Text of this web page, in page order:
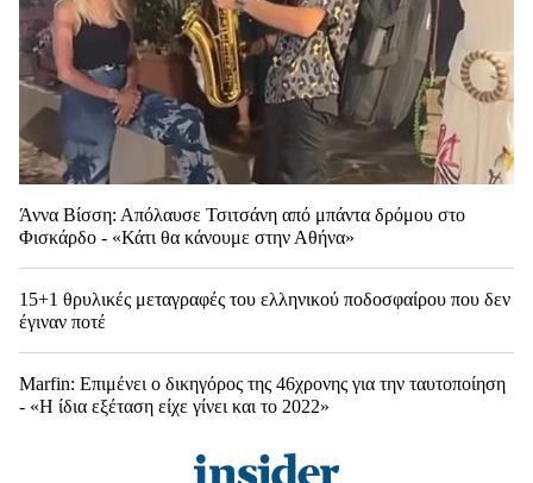
Άννα Βίσση: Απόλαυσε Τσιτσάνη από μπάντα δρόμου στο
Φισκάρδο - «Κάτι θα κάνουμε στην Αθήνα»
15+1 θρυλικές μεταγραφές του ελληνικού ποδοσφαίρου που δεν
έγιναν ποτέ
Marfin: Επιμένει ο δικηγόρος της 46χρονης για την ταυτοποίηση
- «Η ίδια εξέταση είχε γίνει και το 2022»